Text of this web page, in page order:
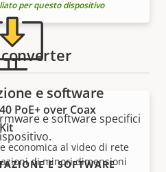
per questo dispositivo
PoE+ over Coax
economica al video di rete
di minori dimensioni
e software
e software specifici
E SOFTWARE